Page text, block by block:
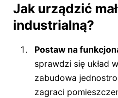
Jak urządzić
industrialną?
Postaw na
sprawdzi się układ
zabudowa
zagraci